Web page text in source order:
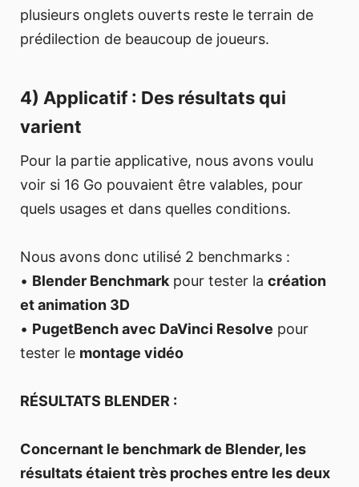
plusieurs onglets ouverts reste le terrain de
prédilection de beaucoup de joueurs.
4) Applicatif : Des résultats qui
varient
Pour la partie applicative, nous avons voulu
voir si 16 Go pouvaient être valables, pour
quels usages et dans quelles conditions.
Nous avons donc utilisé 2 benchmarks :
• Blender Benchmark pour tester la création
et animation 3D
• PugetBench avec DaVinci Resolve pour
tester le montage vidéo
RÉSULTATS BLENDER :
Concernant le benchmark de Blender, les
résultats étaient très proches entre les deux